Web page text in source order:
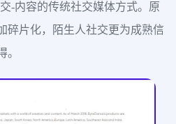
-内容的传统社交媒体方式。原
碎片化，陌生人社交更为成熟信
。